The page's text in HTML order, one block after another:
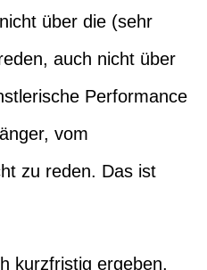
über die (sehr
auch nicht über
Performance
vom
zu reden. Das ist
kurzfristig ergeben,